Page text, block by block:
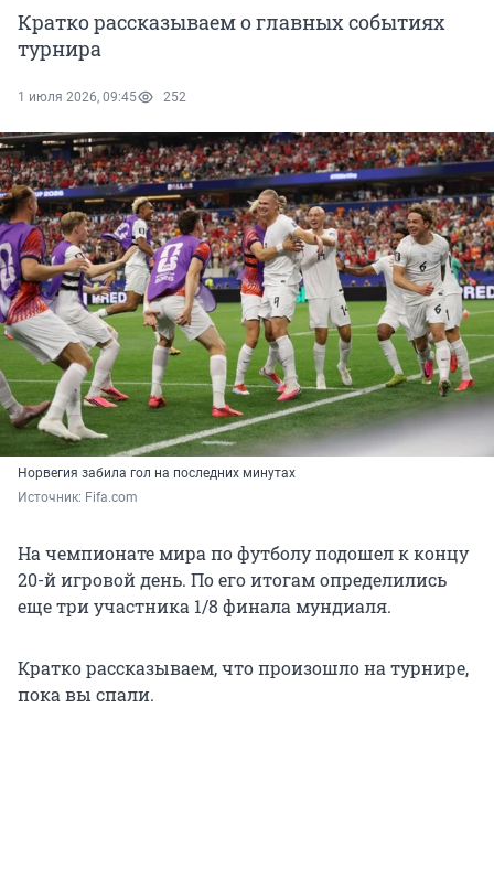
Кратко рассказываем о главных событиях
турнира
1 июля 2026, 09:45 252
Норвегия забила гол на последних минутах
Источник: Fifa.com
На чемпионате мира по футболу подошел к концу
20-й игровой день. По его итогам определились
еще три участника 1/8 финала мундиаля.
Кратко рассказываем, что произошло на турнире,
пока вы спали.